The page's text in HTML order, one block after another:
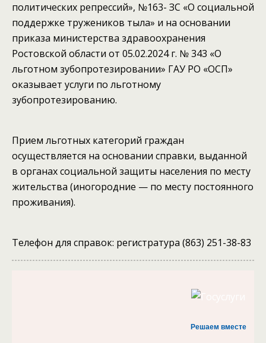
политических репрессий», №163- ЗС «О социальной
поддержке тружеников тыла» и на основании
приказа министерства здравоохранения
Ростовской области от 05.02.2024 г. № 343 «О
льготном зубопротезировании» ГАУ РО «ОСП»
оказывает услуги по льготному
зубопротезированию.
Прием льготных категорий граждан
осуществляется на основании справки, выданной
в органах социальной защиты населения по месту
жительства (иногородние — по месту постоянного
проживания).
Телефон для справок: регистратура (863) 251-38-83
Решаем вместе